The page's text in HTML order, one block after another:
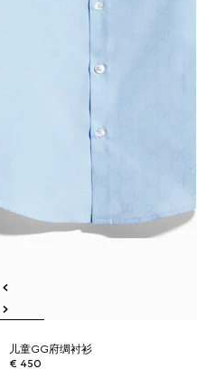
儿童GG府绸衬衫
€ 450